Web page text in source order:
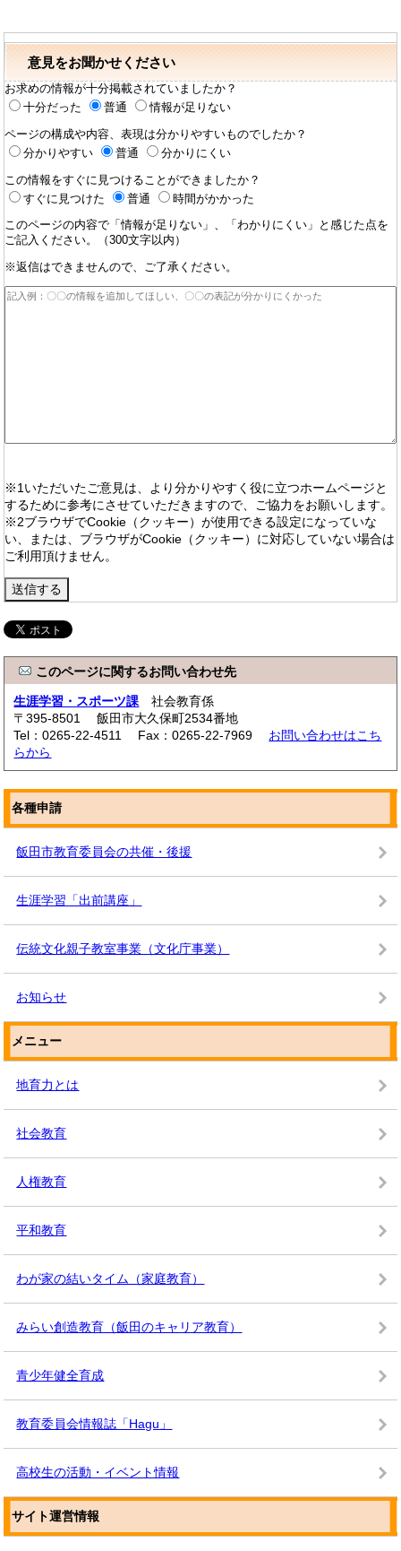
意見をお聞かせください
お求めの情報が十分掲載されていましたか？
十分だった
普通 情報が足りない
ページの構成や内容、表現は分かりやすいものでしたか？
分かりやすい
普通 分かりにくい
この情報をすぐに見つけることができましたか？
すぐに見つけた
普通 時間がかかった
このページの内容で「情報が足りない」、「わかりにくい」と感じた点を
ご記入ください。（300文字以内）
※返信はできませんので、ご了承ください。
※1いただいたご意見は、より分かりやすく役に立つホームページと
するために参考にさせていただきますので、ご協力をお願いします。
※2ブラウザでCookie（クッキー）が使用できる設定になっていな
い、または、ブラウザがCookie（クッキー）に対応していない場合は
ご利用頂けません。
このページに関するお問い合わせ先
生涯学習・スポーツ課 社会教育係
〒395-8501 飯田市大久保町2534番地
Tel：0265-22-4511 Fax：0265-22-7969 お問い合わせはこち
らから
各種申請
飯田市教育委員会の共催・後援
生涯学習「出前講座」
伝統文化親子教室事業（文化庁事業）
お知らせ
メニュー
地育力とは
社会教育
人権教育
平和教育
わが家の結いタイム（家庭教育）
みらい創造教育（飯田のキャリア教育）
青少年健全育成
教育委員会情報誌「Hagu」
高校生の活動・イベント情報
サイト運営情報